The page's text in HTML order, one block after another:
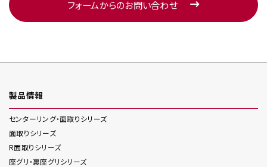
フォームからのお問い合わせ
製品情報
センターリング・面取りシリーズ
面取りシリーズ
R面取りシリーズ
座グリ・裏座グリシリーズ